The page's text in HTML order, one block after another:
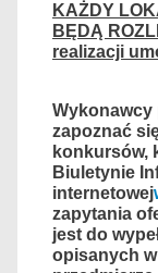
KAŻDY
BĘDĄ
realizacji
Wykonawcy
zapoznać
konkursów,
Biuletynie
internetowej
zapytania
jest do
opisanych